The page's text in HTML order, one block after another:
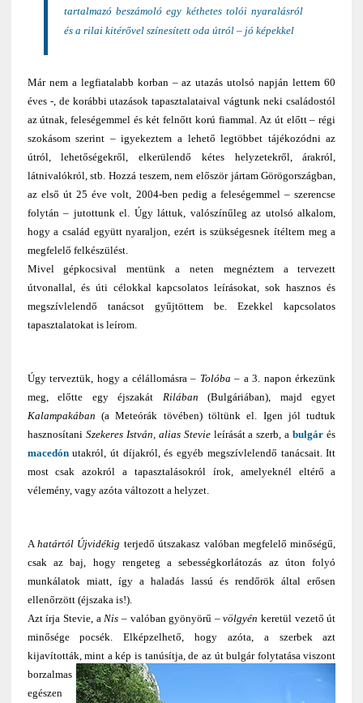
tartalmazó beszámoló egy kéthetes tolói nyaralásról
és a rilai kitérővel színesített oda útról – jó képekkel
Már nem a legfiatalabb korban – az utazás utolsó napján lettem 60
éves -, de korábbi utazások tapasztalataival vágtunk neki családostól
az útnak, feleségemmel és két felnőtt korú fiammal. Az út előtt – régi
szokásom szerint – igyekeztem a lehető legtöbbet tájékozódni az
útról, lehetőségekről, elkerülendő kétes helyzetekről, árakról,
látnivalókról, stb. Hozzá teszem, nem először jártam Görögországban,
az első út 25 éve volt, 2004-ben pedig a feleségemmel – szerencse
folytán – jutottunk el. Úgy láttuk, valószínűleg az utolsó alkalom,
hogy a család együtt nyaraljon, ezért is szükségesnek ítéltem meg a
megfelelő felkészülést.
Mivel gépkocsival mentünk a neten megnéztem a tervezett
útvonallal, és úti célokkal kapcsolatos leírásokat, sok hasznos és
megszívlelendő tanácsot gyűjtöttem be. Ezekkel kapcsolatos
tapasztalatokat is leírom.
Úgy terveztük, hogy a célállomásra – Tolóba – a 3. napon érkezünk
meg, előtte egy éjszakát Rilában (Bulgáriában), majd egyet
Kalampakában (a Meteórák tövében) töltünk el. Igen jól tudtuk
hasznosítani Szekeres István, alias Stevieleírását a szerb, abulgár és
macedónutakról, út díjakról, és egyéb megszívlelendő tanácsait. Itt
most csak azokról a tapasztalásokról írok, amelyeknél eltérő a
vélemény, vagy azóta változott a helyzet.
Ahatártól Újvidékig terjedő útszakasz valóban megfelelő minőségű,
csak az baj, hogy rengeteg a sebességkorlátozás az úton folyó
munkálatok miatt, így a haladás lassú és rendőrök által erősen
ellenőrzött (éjszaka is!).
Azt írja Stevie, aNis – valóban gyönyörű –völgyén keretül vezető út
minősége pocsék. Elképzelhető, hogy azóta, a szerbek azt
kijavították, mint a kép is tanúsítja,de az út bulgár folytatása viszont
borzalmas
egészen